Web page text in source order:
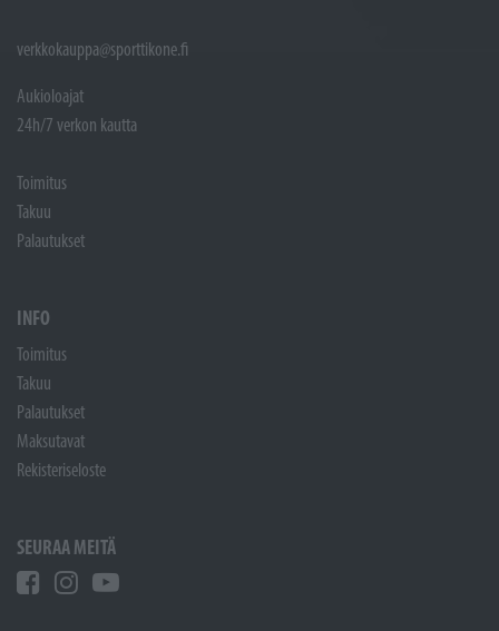
verkkokauppa@sporttikone.fi
Aukioloajat
24h/7 verkon kautta
Toimitus
Takuu
Palautukset
INFO
Toimitus
Takuu
Palautukset
Maksutavat
Rekisteriseloste
SEURAA MEITÄ